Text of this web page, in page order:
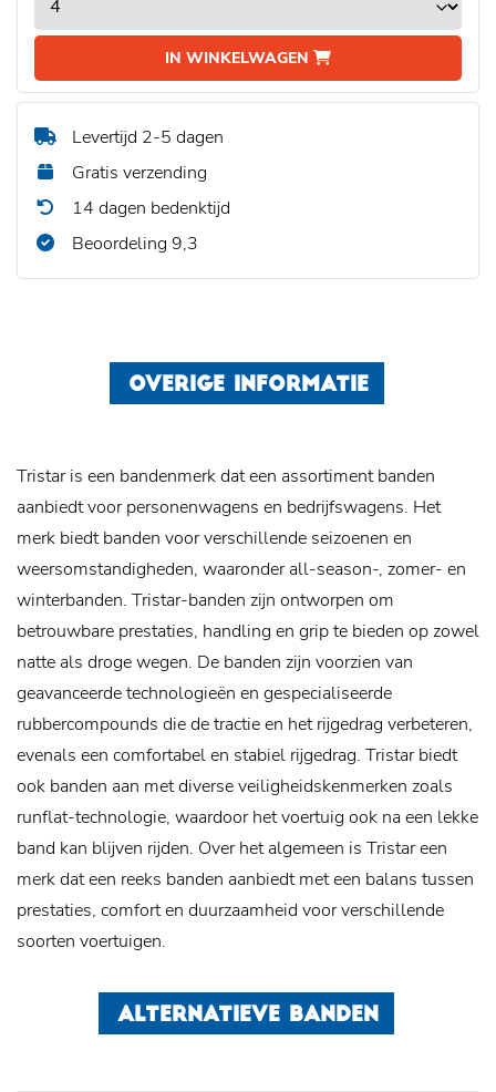
IN WINKELWAGEN
Levertijd 2-5 dagen
Gratis verzending
14 dagen bedenktijd
Beoordeling 9,3
OVERIGE INFORMATIE
Tristar is een bandenmerk dat een assortiment banden
aanbiedt voor personenwagens en bedrijfswagens. Het
merk biedt banden voor verschillende seizoenen en
weersomstandigheden, waaronder all-season-, zomer- en
winterbanden. Tristar-banden zijn ontworpen om
betrouwbare prestaties, handling en grip te bieden op zowel
natte als droge wegen. De banden zijn voorzien van
geavanceerde technologieën en gespecialiseerde
rubbercompounds die de tractie en het rijgedrag verbeteren,
evenals een comfortabel en stabiel rijgedrag. Tristar biedt
ook banden aan met diverse veiligheidskenmerken zoals
runflat-technologie, waardoor het voertuig ook na een lekke
band kan blijven rijden. Over het algemeen is Tristar een
merk dat een reeks banden aanbiedt met een balans tussen
prestaties, comfort en duurzaamheid voor verschillende
soorten voertuigen.
ALTERNATIEVE BANDEN